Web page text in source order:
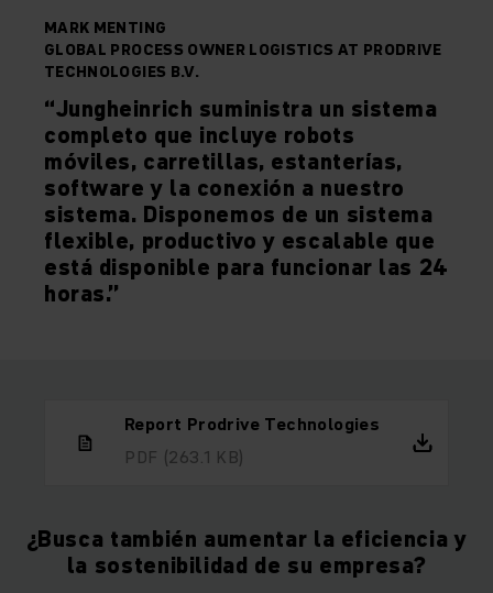
MARK MENTING
GLOBAL PROCESS OWNER LOGISTICS AT PRODRIVE
TECHNOLOGIES B.V.
“Jungheinrich suministra un sistema
completo que incluye robots
móviles, carretillas, estanterías,
software y la conexión a nuestro
sistema. Disponemos de un sistema
flexible, productivo y escalable que
está disponible para funcionar las 24
horas.”
Report Prodrive Technologies
PDF (263.1 KB)
¿Busca también aumentar la eficiencia y
la sostenibilidad de su empresa?